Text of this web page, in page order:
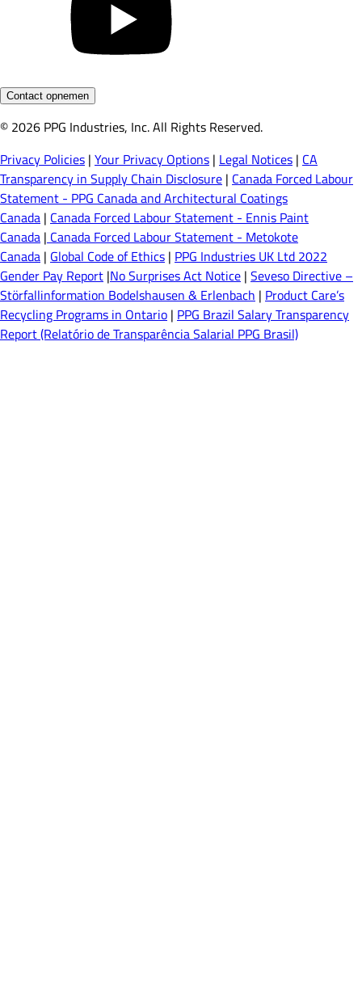
Contact opnemen
© 2026 PPG Industries, Inc. All Rights Reserved.
Privacy Policies | Your Privacy Options | Legal Notices | CA
Transparency in Supply Chain Disclosure | Canada Forced Labour
Statement - PPG Canada and Architectural Coatings
Canada | Canada Forced Labour Statement - Ennis Paint
Canada | Canada Forced Labour Statement - Metokote
Canada | Global Code of Ethics | PPG Industries UK Ltd 2022
Gender Pay Report |No Surprises Act Notice | Seveso Directive –
Störfallinformation Bodelshausen & Erlenbach | Product Care’s
Recycling Programs in Ontario | PPG Brazil Salary Transparency
Report (Relatório de Transparência Salarial PPG Brasil)